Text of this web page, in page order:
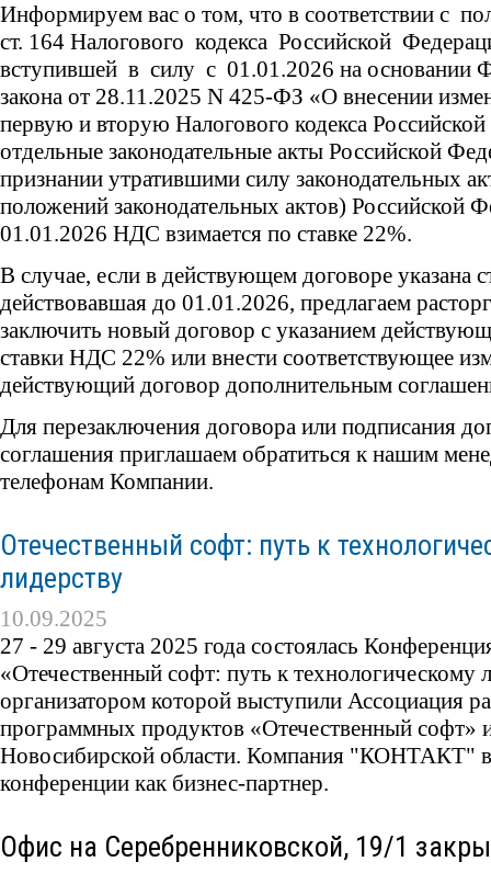
Информируем вас о том, что в соответствии с
ст. 164 Налогового кодекса Российской
вступившей в силу с 01.01.2026 на основании
закона от 28.11.2025 N 425-ФЗ «О внесении
первую и вторую Налогового кодекса
отдельные законодательные акты Российской
признании утратившими силу законодательных
положений законодательных актов) Российской
01.01.2026 НДС взимается по ставке 22%.
В случае, если в действующем договоре указана
действовавшая до 01.01.2026, предлагаем
заключить новый договор с указанием
ставки НДС 22% или внести соответствующее
действующий договор дополнительным
Для перезаключения договора или подписания
соглашения приглашаем обратиться к нашим
телефонам Компании.
Отечественный софт: путь к
лидерству
10.09.2025
27 - 29 августа 2025 года состоялась
«Отечественный софт: путь к технологическому
организатором которой выступили Ассоциация
программных продуктов «Отечественный софт»
Новосибирской области. Компания "КОНТАКТ"
конференции как бизнес-партнер.
Офис на Серебренниковской, 19/1